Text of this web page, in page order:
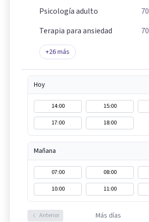
Psicología adulto
70
Terapia para ansiedad
70
+26más
Hoy
14:00 15:00
17:00
18:00
Mañana
07:00 08:00
10:00
11:00
Anterior Más días